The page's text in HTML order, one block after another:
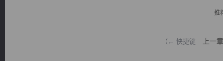
推
（← 快捷键 上一章